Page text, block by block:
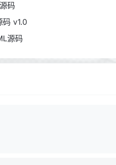
码
v1.0
源码